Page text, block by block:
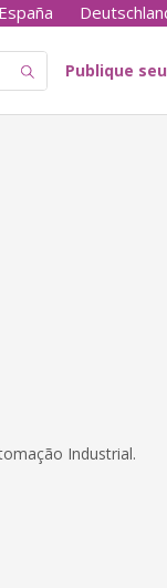
España
Publique
Industrial.